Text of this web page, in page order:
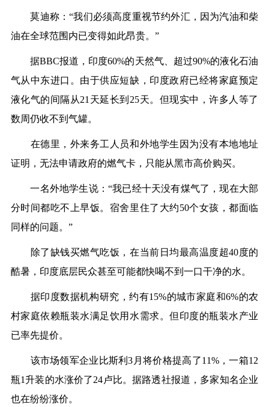
莫迪称：“我们必须高度重视节约外汇，因为汽油和柴
油在全球范围内已变得如此昂贵。”
据BBC报道，印度60%的天然气、超过90%的液化石油
气从中东进口。由于供应短缺，印度政府已经将家庭预定
液化气的间隔从21天延长到25天。但现实中，许多人等了
数周仍收不到气罐。
在德里，外来务工人员和外地学生因为没有本地地址
证明，无法申请政府的燃气卡，只能从黑市高价购买。
一名外地学生说：“我已经十天没有煤气了，现在大部
分时间都吃不上早饭。宿舍里住了大约50个女孩，都面临
同样的问题。”
除了缺钱买燃气吃饭，在当前日均最高温度超40度的
酷暑，印度底层民众甚至可能都快喝不到一口干净的水。
据印度数据机构研究，约有15%的城市家庭和6%的农
村家庭依赖瓶装水满足饮用水需求。但印度的瓶装水产业
已率先提价。
该市场领军企业比斯利3月将价格提高了11%，一箱12
瓶1升装的水涨价了24卢比。据路透社报道，多家知名企业
也在纷纷涨价。